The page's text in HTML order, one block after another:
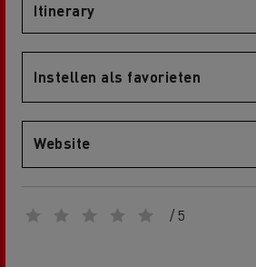
Itinerary
Instellen als favorieten
Website
/ 5